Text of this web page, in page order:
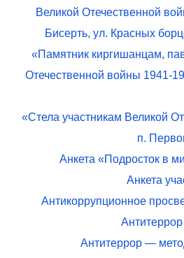
Великой Отечественной
Бисерть, ул. Красных
«Памятник киргишанцам,
Отечественной войны 1941-
«Стела участникам Великой
п.
Анкета «Подросток в
Анкета
Антикоррупционное
Антитеррор —